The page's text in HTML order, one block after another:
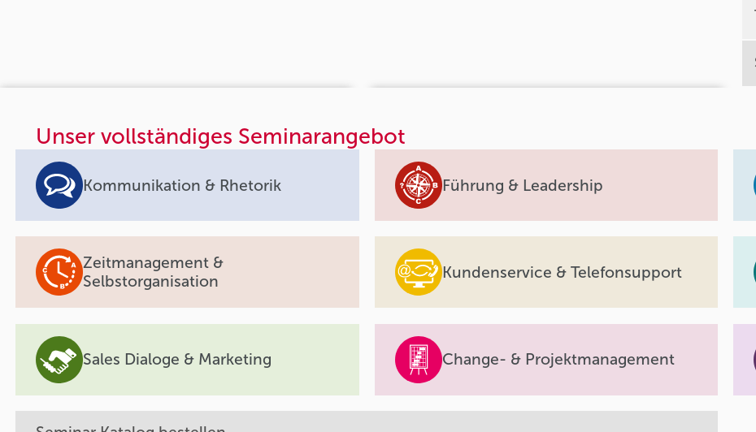
Unser vollständiges Seminarangebot
Kommunikation & Rhetorik Führung & Leadership
Zeitmanagement &
Selbstorganisation
Kundenservice & Telefonsupport
Sales Dialoge & Marketing Change- & Projektmanagement